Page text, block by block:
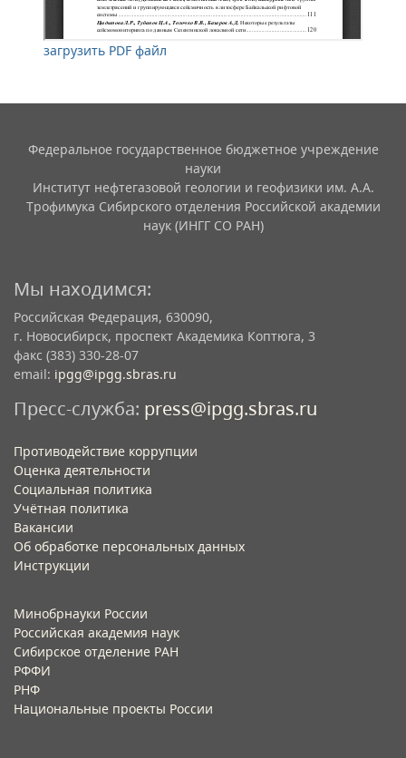
загрузить PDF файл
Федеральное государственное бюджетное учреждение
науки
Институт нефтегазовой геологии и геофизики им. А.А.
Трофимука Сибирского отделения Российской академии
наук (ИНГГ СО РАН)
Мы находимся:
Российская Федерация, 630090,
г. Новосибирск, проспект Академика Коптюга, 3
факс (383) 330-28-07
email: ipgg@ipgg.sbras.ru
Пресс-служба: press@ipgg.sbras.ru
Противодействие коррупции
Оценка деятельности
Социальная политика
Учётная политика​
Вакансии​
Об обработке персональных данных​
Инструкции​
Минобрнауки России
Российская академия наук
Сибирское отделение РАН
РФФИ
РНФ
Национальные проекты России